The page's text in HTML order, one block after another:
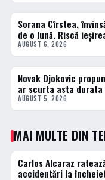
2 · TOP
Sorana Cîrstea,
de o lună. Riscă
AUGUST 6, 2026
3 · TOP
Novak Djokovic
ar scurta asta
AUGUST 5, 2026
MAI MULTE DIN
TENIS
Carlos Alcaraz
accidentări la